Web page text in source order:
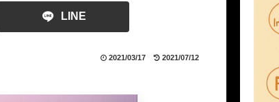
LINE
2021/03/17 2021/07/12